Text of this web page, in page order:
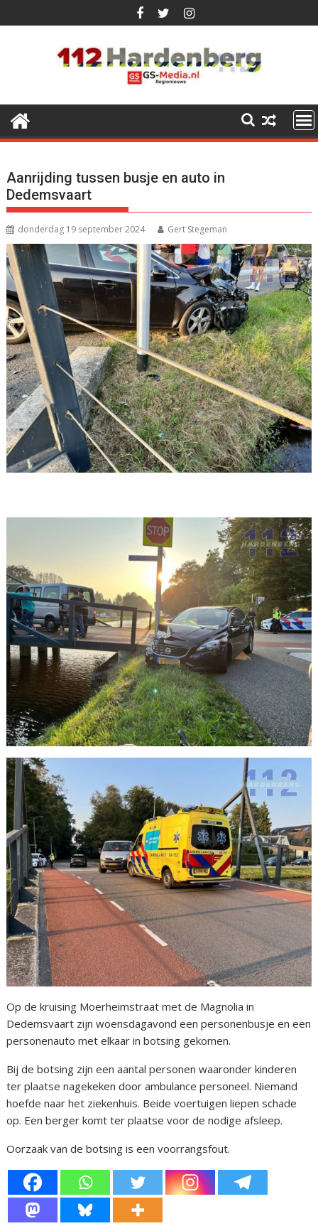
naar
Aanrijding tussen busje en auto in
Dedemsvaart
donderdag 19 september 2024 Gert Stegeman
Op de kruising Moerheimstraat met de Magnolia in
Dedemsvaart zijn woensdagavond een personenbusje en een
personenauto met elkaar in botsing gekomen.
Bij de botsing zijn een aantal personen waaronder kinderen
ter plaatse nagekeken door ambulance personeel. Niemand
hoefde naar het ziekenhuis. Beide voertuigen liepen schade
op. Een berger komt ter plaatse voor de nodige afsleep.
Oorzaak van de botsing is een voorrangsfout.